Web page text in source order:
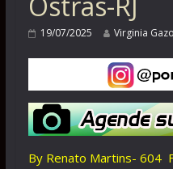
19/07/2025 Virginia
By Renato Martins- 604